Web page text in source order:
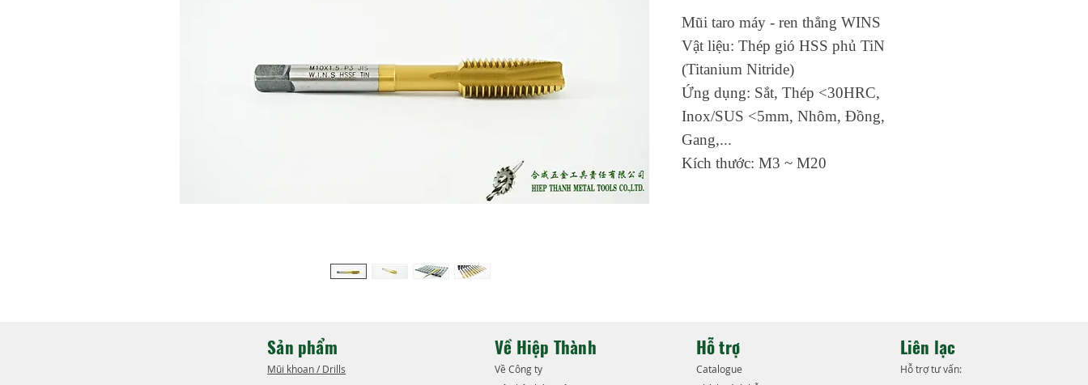
Mũi taro máy - ren thẳng WINS
Vật liệu: Thép gió HSS phủ TiN
(Titanium Nitride)
Ứng dụng: Sắt, Thép <30HRC,
Inox/SUS <5mm, Nhôm, Đồng,
Gang,...
Kích thước: M3 ~ M20
Sản phẩm
Mũi khoan / Drills
Về Hiệp Thành
​Về Công ty
Hỗ trợ
​Catalogue
Liên lạc
Hỗ trợ tư vấn: